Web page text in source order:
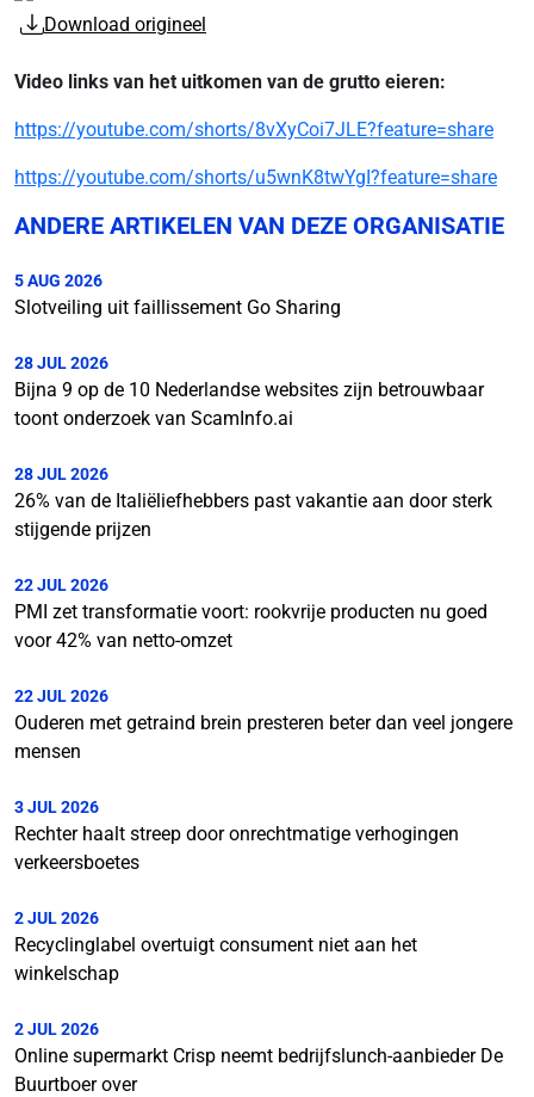
Download origineel
Video links van het uitkomen van de grutto eieren:
https://youtube.com/shorts/8vXyCoi7JLE?feature=share
https://youtube.com/shorts/u5wnK8twYgI?feature=share
ANDERE ARTIKELEN VAN DEZE ORGANISATIE
5 AUG 2026
Slotveiling uit faillissement Go Sharing
28 JUL 2026
Bijna 9 op de 10 Nederlandse websites zijn betrouwbaar
toont onderzoek van ScamInfo.ai
28 JUL 2026
26% van de Italiëliefhebbers past vakantie aan door sterk
stijgende prijzen
22 JUL 2026
PMI zet transformatie voort: rookvrije producten nu goed
voor 42% van netto-omzet
22 JUL 2026
Ouderen met getraind brein presteren beter dan veel jongere
mensen
3 JUL 2026
Rechter haalt streep door onrechtmatige verhogingen
verkeersboetes
2 JUL 2026
Recyclinglabel overtuigt consument niet aan het
winkelschap
2 JUL 2026
Online supermarkt Crisp neemt bedrijfslunch-aanbieder De
Buurtboer over